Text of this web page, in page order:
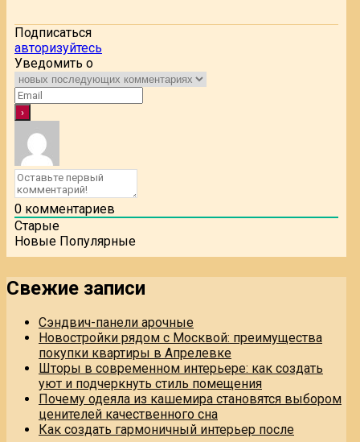
Подписаться
авторизуйтесь
Уведомить о
0 комментариев
Старые
Новые Популярные
Свежие записи
Сэндвич-панели арочные
Новостройки рядом с Москвой: преимущества
покупки квартиры в Апрелевке
Шторы в современном интерьере: как создать
уют и подчеркнуть стиль помещения
Почему одеяла из кашемира становятся выбором
ценителей качественного сна
Как создать гармоничный интерьер после